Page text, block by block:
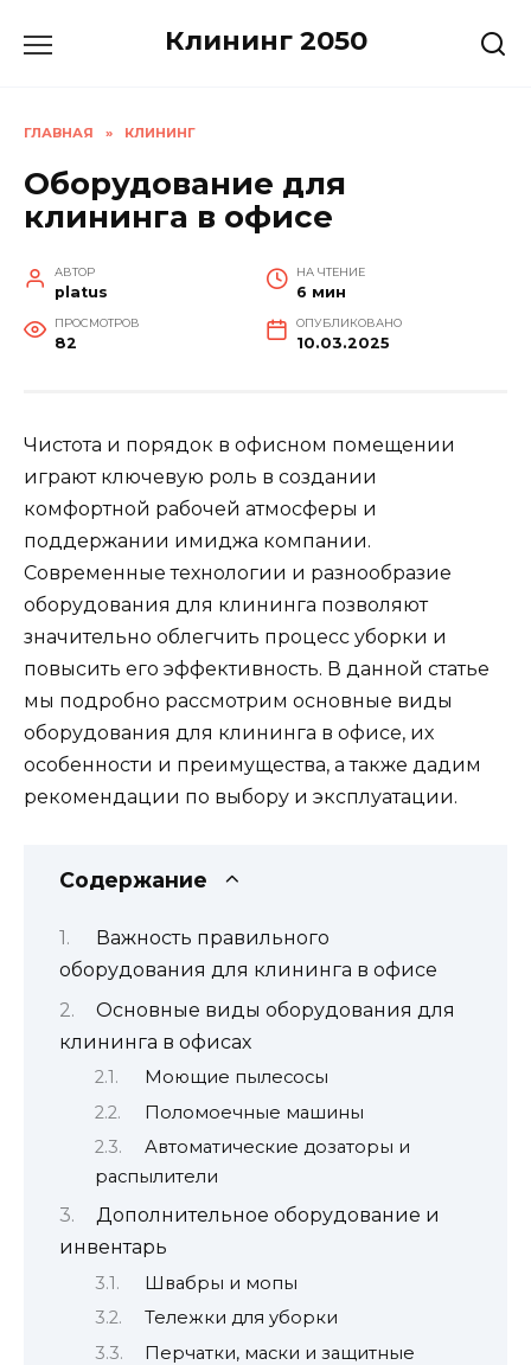
Клининг 2050
ГЛАВНАЯ » КЛИНИНГ
Оборудование для
клининга в офисе
АВТОР
platus
НА ЧТЕНИЕ
6 мин
ПРОСМОТРОВ
82
ОПУБЛИКОВАНО
10.03.2025
Чистота и порядок в офисном помещении
играют ключевую роль в создании
комфортной рабочей атмосферы и
поддержании имиджа компании.
Современные технологии и разнообразие
оборудования для клининга позволяют
значительно облегчить процесс уборки и
повысить его эффективность. В данной статье
мы подробно рассмотрим основные виды
оборудования для клининга в офисе, их
особенности и преимущества, а также дадим
рекомендации по выбору и эксплуатации.
Содержание
Важность правильного
оборудования для клининга в офисе
Основные виды оборудования для
клининга в офисах
Моющие пылесосы
Поломоечные машины
Автоматические дозаторы и
распылители
Дополнительное оборудование и
инвентарь
Швабры и мопы
Тележки для уборки
Перчатки, маски и защитные